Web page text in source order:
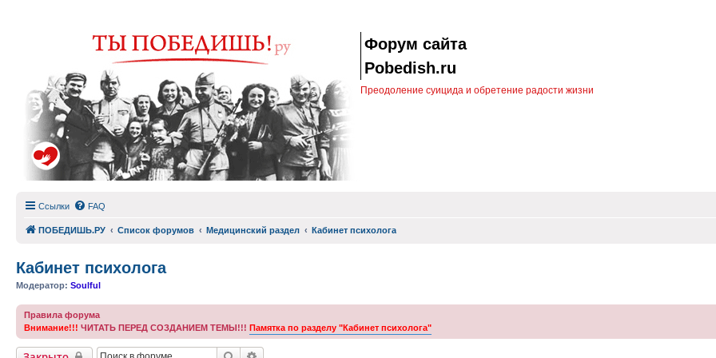
Форум сайта
Pobedish.ru
Преодоление суицида и обретение радости жизни
Ссылки FAQ
ПОБЕДИШЬ.РУ Список форумов Медицинский раздел Кабинет психолога
Кабинет психолога
Модератор: Soulful
Правила форума
Внимание!!! ЧИТАТЬ ПЕРЕД СОЗДАНИЕМ ТЕМЫ!!! Памятка по разделу "Кабинет психолога"